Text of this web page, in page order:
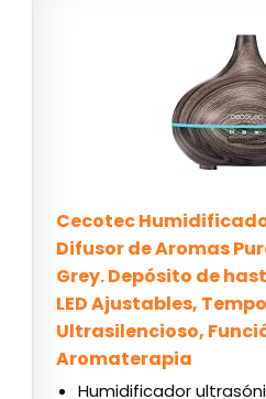
Cecotec
Difusor de Aromas
Grey. Depósito de
LED Ajustables,
Ultrasilencioso,
Aromaterapia
Humidificador